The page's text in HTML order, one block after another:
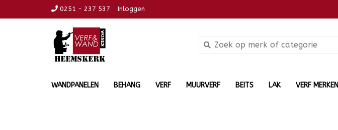
0251 - 237 537 Inloggen
WANDPANELEN BEHANG VERF MUURVERF BEITS LAK VERF MERKEN